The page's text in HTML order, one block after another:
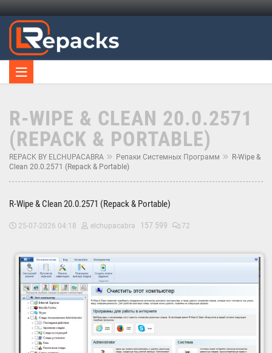
R-WIPE & CLEAN 20.0.2571
(REPACK & PORTABLE)
REPACK BY ELCHUPACABRA Репаки Системных Программ
R-Wipe &
Clean 20.0.2571 (Repack & Portable)
R-Wipe & Clean 20.0.2571 (Repack & Portable)
25-07-2026 04:18 elchupacabra 157 599 72